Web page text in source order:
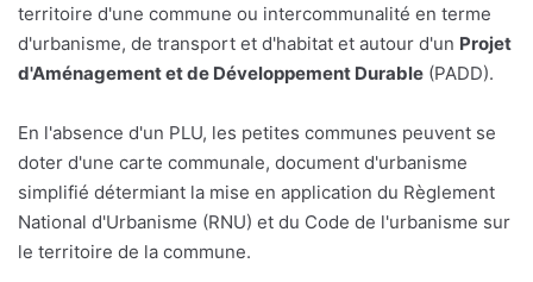
territoire d'une commune ou intercommunalité en terme
d'urbanisme, de transport et d'habitat et autour d'un Projet
d'Aménagement et de Développement Durable (PADD).
En l'absence d'un PLU, les petites communes peuvent se
doter d'une carte communale, document d'urbanisme
simplifié détermiant la mise en application du Règlement
National d'Urbanisme (RNU) et du Code de l'urbanisme sur
le territoire de la commune.